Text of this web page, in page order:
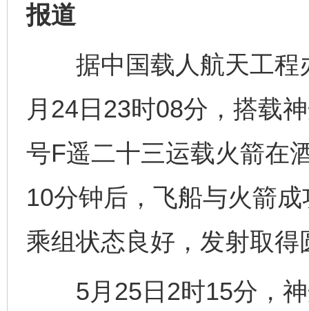
报道
据中国载人航天工程
月24日23时08分，搭载
号F遥二十三运载火箭在
10分钟后，飞船与火箭
乘组状态良好，发射取得
5月25日2时15分，神